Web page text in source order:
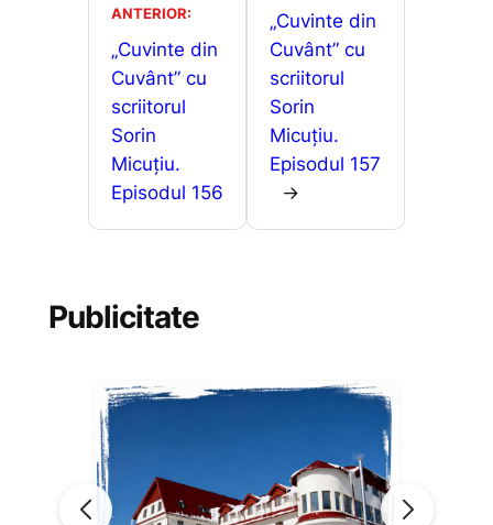
o
o
k
p
p
n
g
er
a
z
ă
ANTERIOR:
„Cuvinte din
Cuvânt” cu
scriitorul
Sorin
Micuțiu.
Episodul 156
„Cuvinte din
Cuvânt” cu
scriitorul
Sorin
Micuțiu.
Episodul 157
→
Publicitate